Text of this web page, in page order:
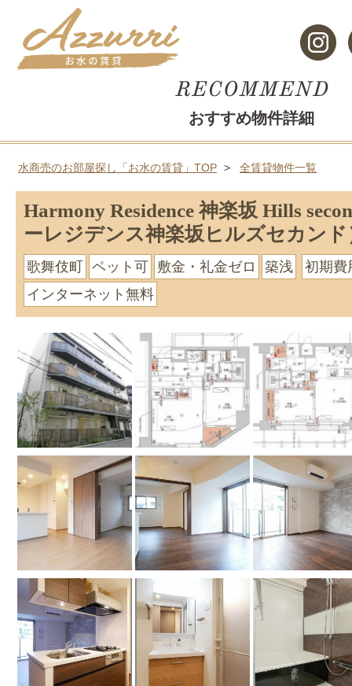
おすすめ物件詳細
水商売のお部屋探し「お水の賃貸」TOP 全賃貸物件一覧
Harmony Residence 神楽坂 Hills
ーレジデンス神楽坂ヒルズセカンド
歌舞伎町 ペット可 敷金・礼金ゼロ 築浅
初期費
インターネット無料